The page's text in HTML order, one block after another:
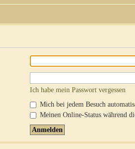
Ich habe mein Passwort vergessen
Mich bei jedem Besuch
Meinen Online-Status während